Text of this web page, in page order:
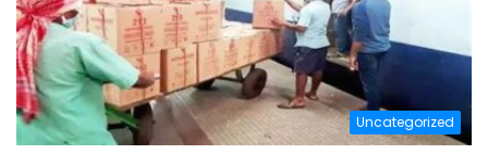
Uncategorized